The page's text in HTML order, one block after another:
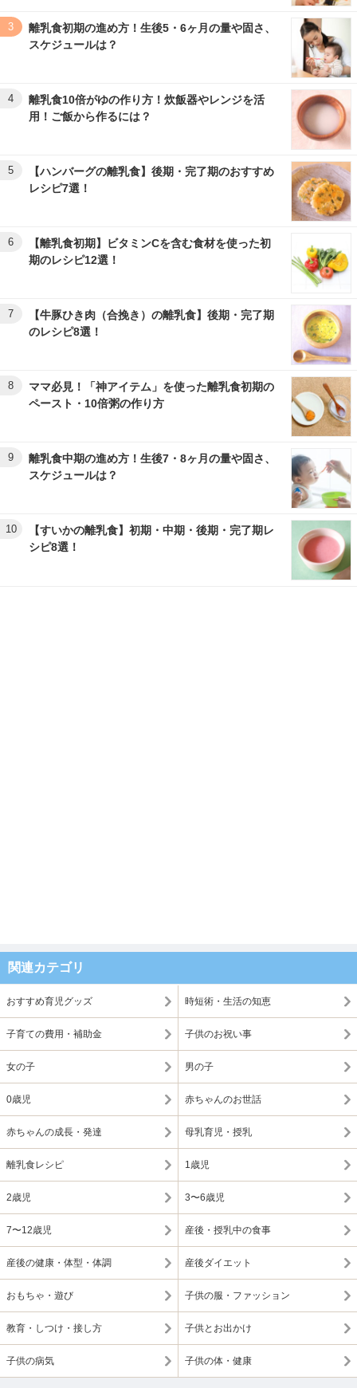
3
離乳食初期の進め方！生後5・6ヶ月の量や固さ、
スケジュールは？
4
離乳食10倍がゆの作り方！炊飯器やレンジを活
用！ご飯から作るには？
5
【ハンバーグの離乳食】後期・完了期のおすすめ
レシピ7選！
6
【離乳食初期】ビタミンCを含む食材を使った初
期のレシピ12選！
7
【牛豚ひき肉（合挽き）の離乳食】後期・完了期
のレシピ8選！
8
ママ必見！「神アイテム」を使った離乳食初期の
ペースト・10倍粥の作り方
9
離乳食中期の進め方！生後7・8ヶ月の量や固さ、
スケジュールは？
10
【すいかの離乳食】初期・中期・後期・完了期レ
シピ8選！
関連カテゴリ
おすすめ育児グッズ 時短術・生活の知恵
子育ての費用・補助金 子供のお祝い事
女の子 男の子
0歳児 赤ちゃんのお世話
赤ちゃんの成長・発達 母乳育児・授乳
離乳食レシピ 1歳児
2歳児 3〜6歳児
7〜12歳児 産後・授乳中の食事
産後の健康・体型・体調 産後ダイエット
おもちゃ・遊び 子供の服・ファッション
教育・しつけ・接し方 子供とお出かけ
子供の病気 子供の体・健康